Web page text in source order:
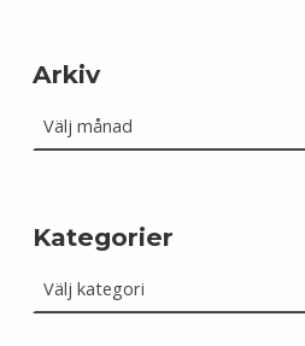
Arkiv
Kategorier